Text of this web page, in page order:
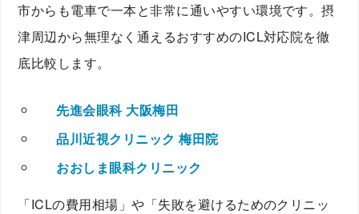
市からも電車で一本と非常に通いやすい環境です。摂
津周辺から無理なく通えるおすすめのICL対応院を徹
底比較します。
先進会眼科 大阪梅田
品川近視クリニック 梅田院
おおしま眼科クリニック
「ICLの費用相場」や「失敗を避けるためのクリニッ